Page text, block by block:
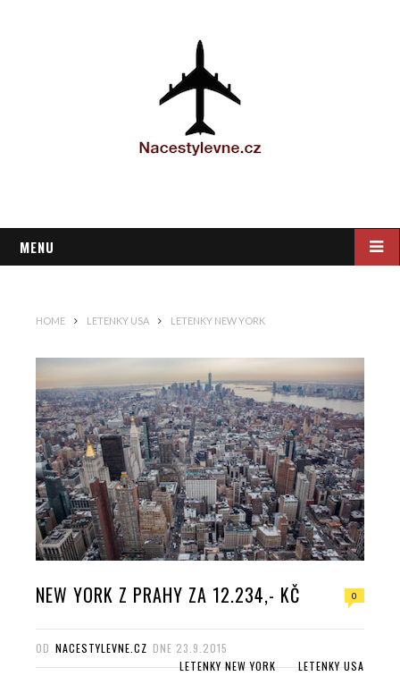
MENU
HOME LETENKY USA LETENKY NEW YORK
NEW YORK Z PRAHY ZA 12.234,- KČ 0
OD NACESTYLEVNE.CZ DNE 23.9.2015
LETENKY NEW YORK
LETENKY USA